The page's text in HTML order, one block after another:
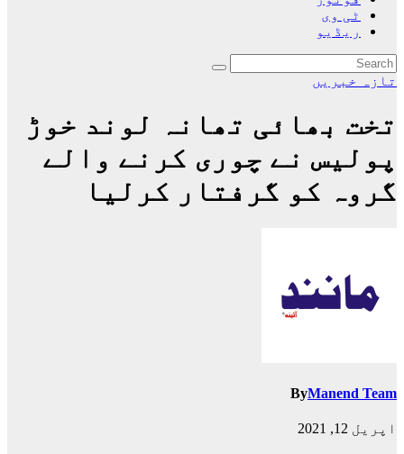
ٹی وی
ریڈیو
تازہ خبریں
تخت بھائی تھانہ لوند خوڑ
پولیس نے چوری کرنے والے
گروہ کو گرفتار کرلیا
ByManend Team
اپریل 12, 2021